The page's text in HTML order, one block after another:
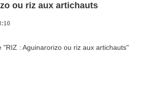
ou riz aux artichauts